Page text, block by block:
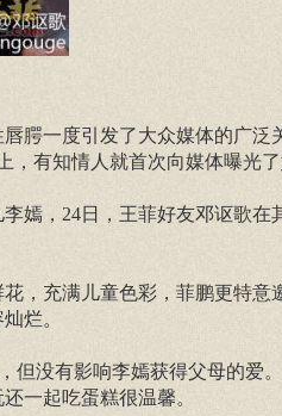
腭一度引发了大众媒体的广泛
有知情人就首次向媒体曝光了
嫣，24日，王菲好友邓讴歌在
，充满儿童色彩，菲鹏更特意
烂。
但没有影响李嫣获得父母的爱
一起吃蛋糕很温馨。